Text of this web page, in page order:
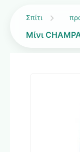
Σπίτι
Μίνι